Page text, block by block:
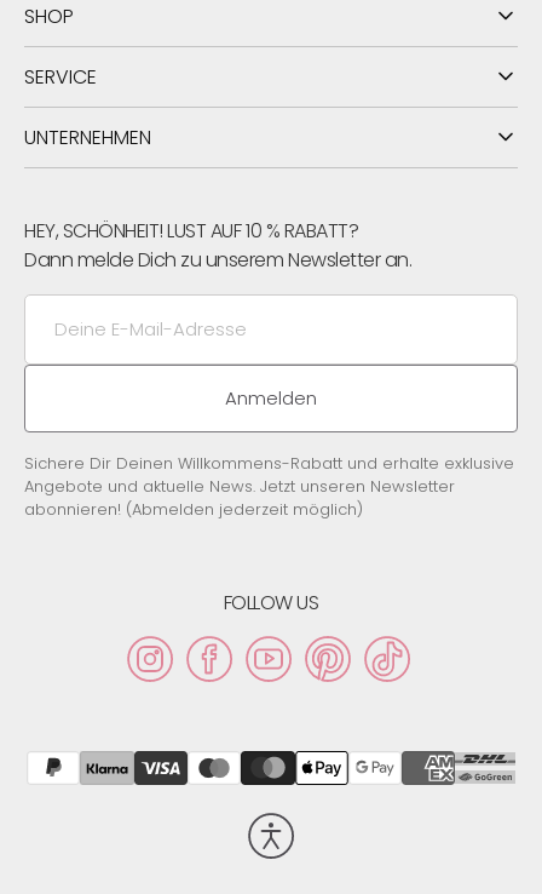
SHOP
SERVICE
UNTERNEHMEN
HEY, SCHÖNHEIT! LUST AUF 10 % RABATT?
Dann melde Dich zu unserem Newsletter an.
Deine
Mail-
Anmelden
Sichere Dir Deinen Willkommens-Rabatt und erhalte exklusive
Angebote und aktuelle News. Jetzt unseren Newsletter
abonnieren! (Abmelden jederzeit möglich)
FOLLOW US
InstagramFacebookYouTubePinterestTikTok